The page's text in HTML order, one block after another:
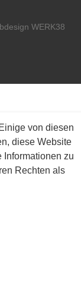
WERK38
von diesen
diese Website
Informationen zu
Rechten als